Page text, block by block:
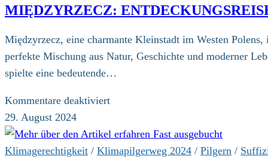
MIĘDZYRZECZ:
Międzyrzecz, eine charmante Kleinstadt im Westen
perfekte Mischung aus Natur, Geschichte und moderner
spielte eine bedeutende…
Kommentare deaktiviertfür
Entdeckungsreise
in
29. August 2024
Klimagerechtigkeit / Klimapilgerweg 2024 / Pilgern /